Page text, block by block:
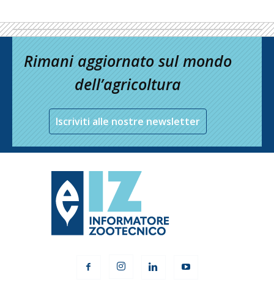
Rimani aggiornato sul mondo
dell’agricoltura
Iscriviti alle nostre newsletter